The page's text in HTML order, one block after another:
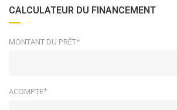
CALCULATEUR DU FINANCEMENT
MONTANT DU PRÊT*
ACOMPTE*